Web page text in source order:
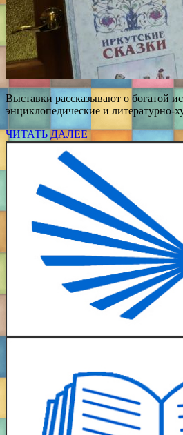
Выставки рассказывают о богатой
энциклопедические и литературно-
ЧИТАТЬ ДАЛЕЕ